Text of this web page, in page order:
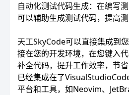
自动化测试代码生成：在编写
可以辅助生成测试代码，提高测
天工SkyCode可以直接集成到
接在您的开发环境，在您键入
补全代码，提升工作效率，节
已经集成在了
平台和工具，如Neovim、